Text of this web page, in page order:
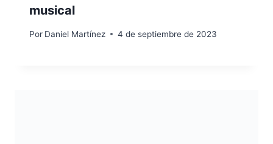
musical
Por Daniel Martínez 4 de septiembre de 2023